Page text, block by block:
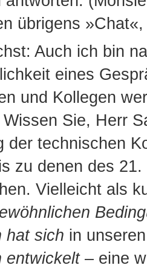
übrigens
Auch ich bin
eines
und Kollegen
Sie, Herr
der technischen
zu denen des
Vielleicht als
hat sich in
entwickelt– eine